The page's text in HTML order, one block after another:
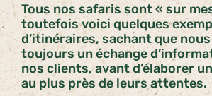
Tous nos safaris sont « sur
toutefois voici quelques
d’itinéraires, sachant que
toujours un échange
nos clients, avant d’élaborer
au plus près de leurs attentes.